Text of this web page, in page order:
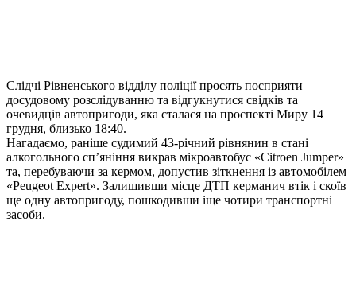
Слідчі Рівненського відділу поліції просять посприяти
досудовому розслідуванню та відгукнутися свідків та
очевидців автопригоди, яка сталася на проспекті Миру 14
грудня, близько 18:40.
Нагадаємо, раніше судимий 43-річний рівнянин в стані
алкогольного сп’яніння викрав мікроавтобус «Citroen Jumper»
та, перебуваючи за кермом, допустив зіткнення із автомобілем
«Peugeot Expert». Залишивши місце ДТП керманич втік і скоїв
ще одну автопригоду, пошкодивши іще чотири транспортні
засоби.